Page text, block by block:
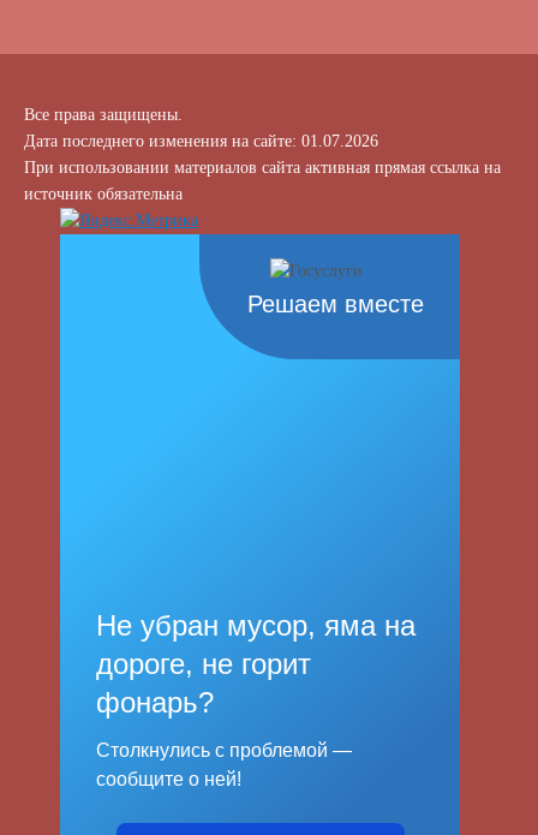
Все права защищены.
Дата последнего изменения на сайте: 01.07.2026
При использовании материалов сайта активная прямая ссылка на
источник обязательна
Решаем вместе
Не убран мусор, яма на
дороге, не горит
фонарь?
Столкнулись с проблемой —
сообщите о ней!